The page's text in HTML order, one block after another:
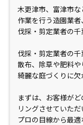
木更津市、富津市
作業を行う造園業者
伐採・剪定業者の千
伐採・剪定業者の
散布、除草や肥料や
綺麗な庭づくりに欠
まずは、お客様が
リングさせていただ
プロの目線から最適